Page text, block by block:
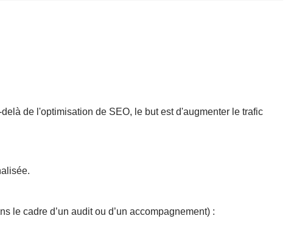
de l'optimisation de SEO, le but est d'augmenter le trafic
le cadre d’un audit ou d’un accompagnement) :